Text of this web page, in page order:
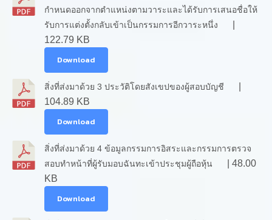
กำหนดออกจากตำแหน่งตามวาระและได้รับการเสนอชื่อให้
รับการแต่งตั้งกลับเข้าเป็นกรรมการอีกวาระหนึ่ง
122.79 KB
Download
สิ่งที่ส่งมาด้วย 3 ประวัติโดยสังเขปของผู้สอบบัญชี
104.89 KB
Download
สิ่งที่ส่งมาด้วย 4 ข้อมูลกรรมการอิสระและกรรมการตรวจ
สอบทำหน้าที่ผู้รับมอบฉันทะเข้าประชุมผู้ถือหุ้น
| 48.00
KB
Download